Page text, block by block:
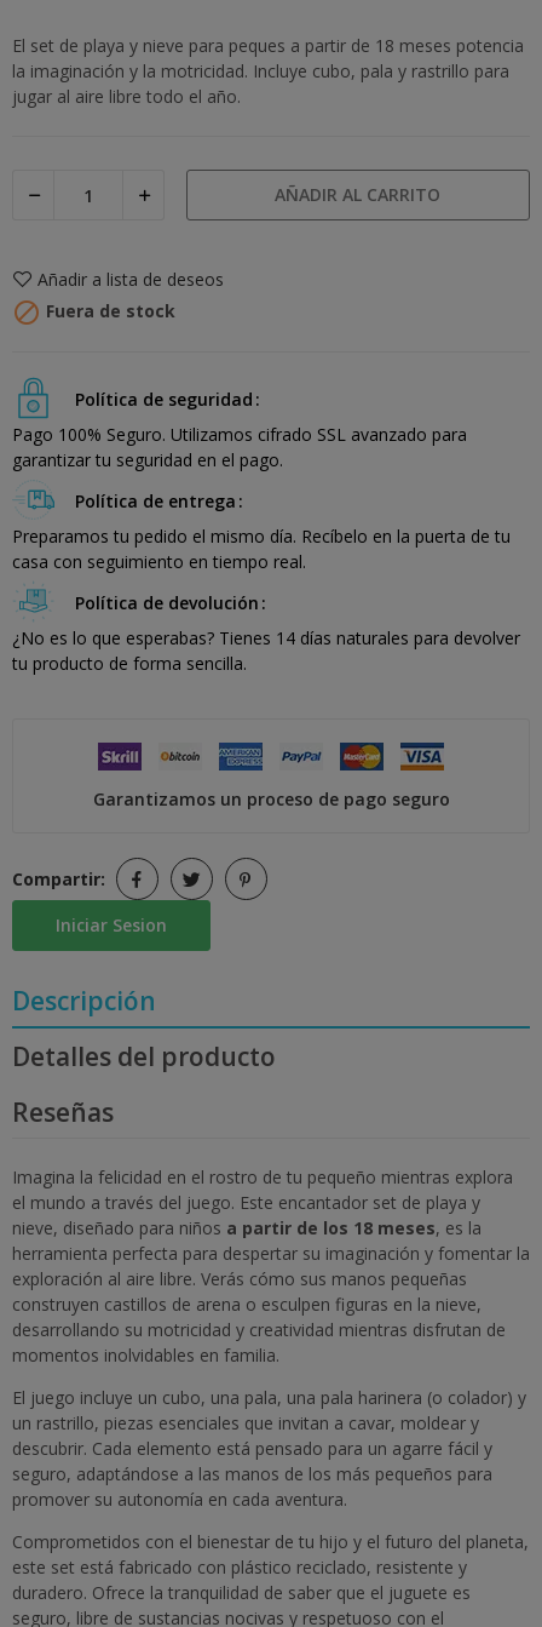
El set de playa y nieve para peques a partir de 18 meses potencia
la imaginación y la motricidad. Incluye cubo, pala y rastrillo para
jugar al aire libre todo el año.
AÑADIR AL CARRITO
Añadir a lista de deseos
 Fuera de stock
Política de seguridad
Pago 100% Seguro. Utilizamos cifrado SSL avanzado para
garantizar tu seguridad en el pago.
Política de entrega
Preparamos tu pedido el mismo día. Recíbelo en la puerta de tu
casa con seguimiento en tiempo real.
Política de devolución
¿No es lo que esperabas? Tienes 14 días naturales para devolver
tu producto de forma sencilla.
Garantizamos un proceso de pago seguro
Compartir:
Iniciar Sesion
Descripción
Detalles del producto
Reseñas
Imagina la felicidad en el rostro de tu pequeño mientras explora
el mundo a través del juego. Este encantador set de playa y
nieve, diseñado para niños a partir de los 18 meses, es la
herramienta perfecta para despertar su imaginación y fomentar la
exploración al aire libre. Verás cómo sus manos pequeñas
construyen castillos de arena o esculpen figuras en la nieve,
desarrollando su motricidad y creatividad mientras disfrutan de
momentos inolvidables en familia.
El juego incluye un cubo, una pala, una pala harinera (o colador) y
un rastrillo, piezas esenciales que invitan a cavar, moldear y
descubrir. Cada elemento está pensado para un agarre fácil y
seguro, adaptándose a las manos de los más pequeños para
promover su autonomía en cada aventura.
Comprometidos con el bienestar de tu hijo y el futuro del planeta,
este set está fabricado con plástico reciclado, resistente y
duradero. Ofrece la tranquilidad de saber que el juguete es
seguro, libre de sustancias nocivas y respetuoso con el